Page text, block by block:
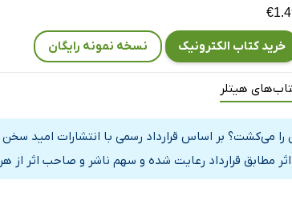
خرید کتاب الکترونیک نسخه نمونه رایگان
هیتلر
را می‌کشت؟ بر اساس قرارداد رسمی با انتشارات امید
مطابق قرارداد رعایت شده و سهم ناشر و صاحب اثر از